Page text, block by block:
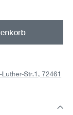
Str.1, 72461